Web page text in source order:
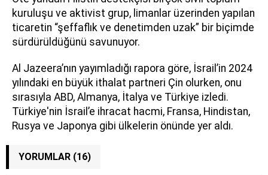
kuruluşu ve aktivist grup, limanlar üzerinden yapılan
ticaretin “şeffaflık ve denetimden uzak” bir biçimde
sürdürüldüğünü savunuyor.
Al Jazeera’nın yayımladığı rapora göre, İsrail’in 2024
yılındaki en büyük ithalat partneri Çin olurken, onu
sırasıyla ABD, Almanya, İtalya ve Türkiye izledi.
Türkiye'nin İsrail’e ihracat hacmi, Fransa, Hindistan,
Rusya ve Japonya gibi ülkelerin önünde yer aldı.
YORUMLAR (16)